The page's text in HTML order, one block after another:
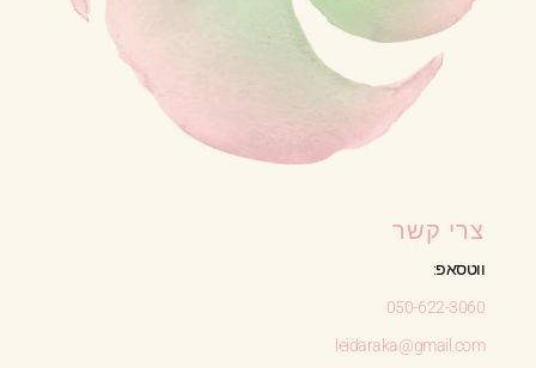
צרי קשר
ווטסאפ:
050-622-3060
leidaraka@gmail.com